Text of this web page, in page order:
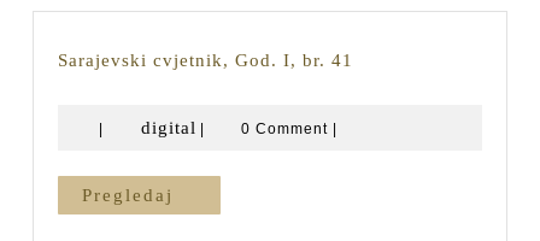
Sarajevski cvjetnik, God. I, br. 41
| digital digital
| 0 Comment |
Pregledaj